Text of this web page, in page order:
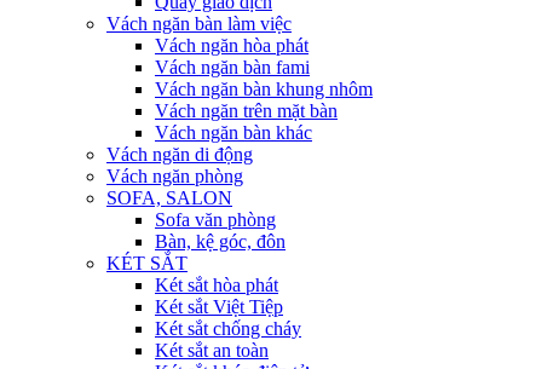
Vách ngăn bàn làm việc
Vách ngăn hòa phát
Vách ngăn bàn fami
Vách ngăn bàn khung nhôm
Vách ngăn trên mặt bàn
Vách ngăn bàn khác
Vách ngăn di động
Vách ngăn phòng
SOFA, SALON
Sofa văn phòng
Bàn, kệ góc, đôn
KÉT SẮT
Két sắt hòa phát
Két sắt Việt Tiệp
Két sắt chống cháy
Két sắt an toàn